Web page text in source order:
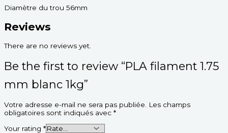
Diamètre du trou 56mm
Reviews
There are no reviews yet.
Be the first to review “PLA filament 1.75
mm blanc 1kg”
Votre adresse e-mail ne sera pas publiée.
Les champs
obligatoires sont indiqués avec *
Your rating *